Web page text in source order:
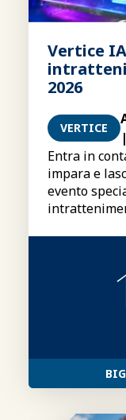
Vertice
2026
VERTICE
Entra in
impara e
evento